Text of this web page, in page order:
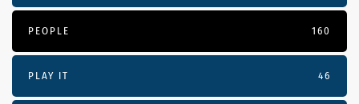
PEOPLE 160
PLAY IT 46